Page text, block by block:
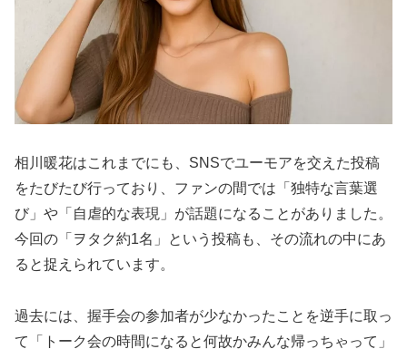
相川暖花はこれまでにも、SNSでユーモアを交えた投稿
をたびたび行っており、ファンの間では「独特な言葉選
び」や「自虐的な表現」が話題になることがありました。
今回の「ヲタク約1名」という投稿も、その流れの中にあ
ると捉えられています。
過去には、握手会の参加者が少なかったことを逆手に取っ
て「トーク会の時間になると何故かみんな帰っちゃって」